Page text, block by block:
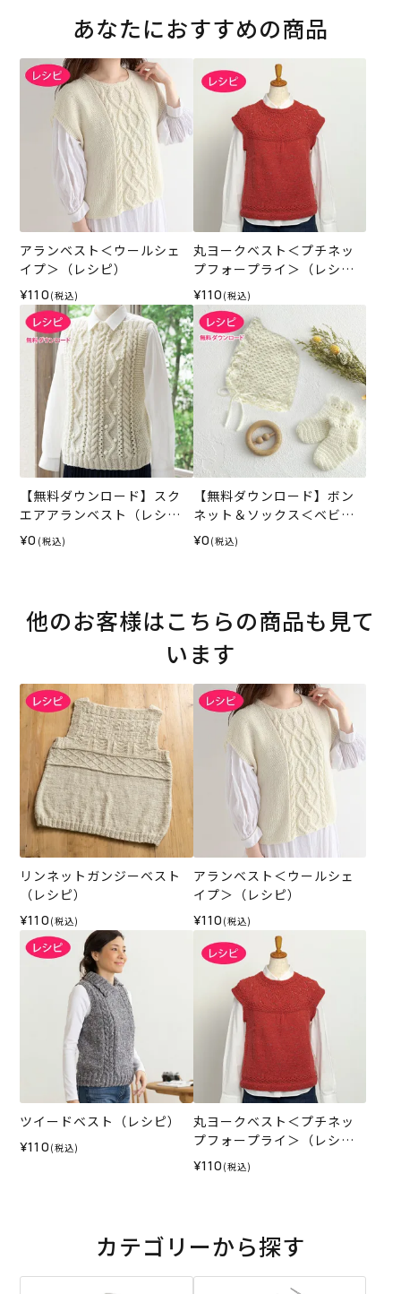
あなたにおすすめの商品
アランベスト＜ウールシェ
イプ＞（レシピ）
¥110 (税込)
丸ヨークベスト＜プチネッ
プフォープライ＞（レシ
ピ）
¥110 (税込)
【無料ダウンロード】スク
エアアランベスト（レシ
ピ）
¥0 (税込)
【無料ダウンロード】ボン
ネット＆ソックス＜ベビー
パレット＞（レシピ）
¥0 (税込)
他のお客様はこちらの商品も見て
います
リンネットガンジーベスト
（レシピ）
¥110 (税込)
アランベスト＜ウールシェ
イプ＞（レシピ）
¥110 (税込)
ツイードベスト（レシピ）
¥110 (税込)
丸ヨークベスト＜プチネッ
プフォープライ＞（レシ
ピ）
¥110 (税込)
カテゴリーから探す